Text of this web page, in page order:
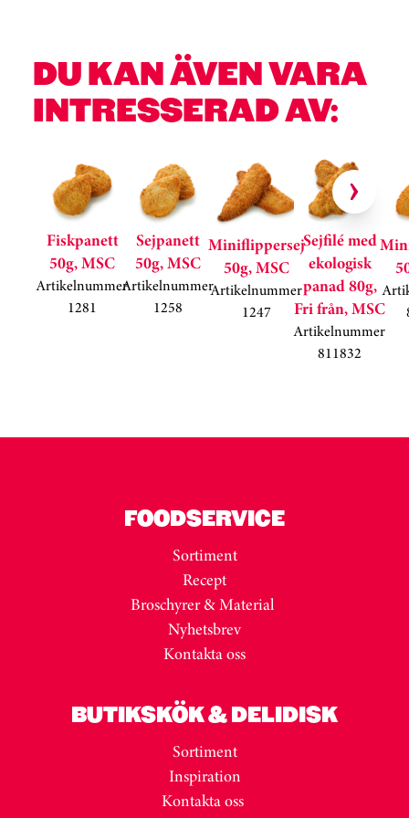
DU KAN ÄVEN VARA
INTRESSERAD AV:
Hoppa över kortkarusell
Fiskpanett
50g, MSC
Artikelnummer
1281
Sejpanett
50g, MSC
Artikelnummer
1258
Miniflippersej
50g, MSC
Artikelnummer
1247
Sejfilé med
ekologisk
panad 80g,
Fri från, MSC
Artikelnummer
811832
FOODSERVICE
Sortiment
Recept
Broschyrer & Material
Nyhetsbrev
Kontakta oss
BUTIKSKÖK & DELIDISK
Sortiment
Inspiration
Kontakta oss